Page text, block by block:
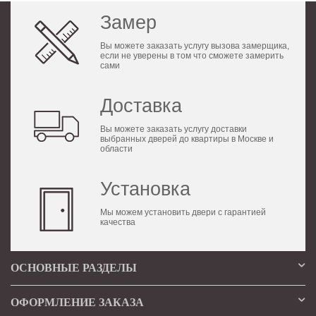
Замер
Вы можете заказать услугу вызова замерщика,
если не уверены в том что сможете замерить
сами
Доставка
Вы можете заказать услугу доставки
выбранных дверей до квартиры в Москве и
области
Установка
Мы можем установить двери с гарантией
качества
ОСНОВНЫЕ РАЗДЕЛЫ
ОФОРМЛЕНИЕ ЗАКАЗА